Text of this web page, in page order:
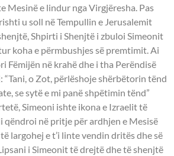
Mesinë e lindur nga Virgjëresha. Pas
u soll në Tempullin e Jerusalemit
Shpirti i Shenjtë i zbuloi Simeonit
koha e përmbushjes së premtimit. Ai
Fëmijën në krahë dhe i tha Perëndisë
“Tani, o Zot, përlëshoje shërbëtorin tënd
se sytë e mi panë shpëtimin tënd”
Simeoni ishte ikona e Izraelit të
qëndroi në pritje për ardhjen e Mesisë
largohej e t’i linte vendin dritës dhe së
i Simeonit të drejtë dhe të shenjtë